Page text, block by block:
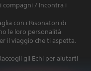
compagni / Incontra i
con i Risonatori di
le loro personalità
il viaggio che ti aspetta.
gli Echi per aiutarti